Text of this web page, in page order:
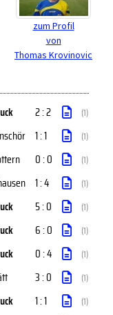
zum Profil
von
Thomas Krovinovic
2 : 2 (1)
1 : 1 (1)
0 : 0 (1)
1 : 4 (1)
5 : 0 (1)
6 : 0 (1)
0 : 4 (1)
3 : 0 (1)
1 : 1 (1)